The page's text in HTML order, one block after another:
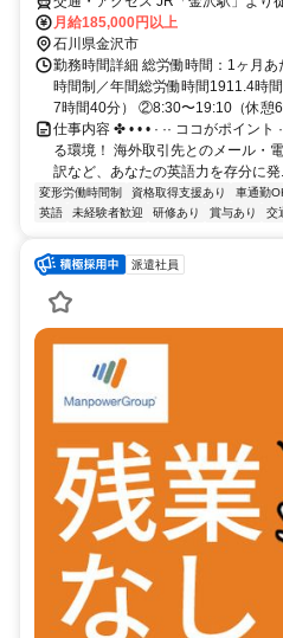
月給185,000円以上
石川県金沢市
勤務時間詳細 総労働時間：1ヶ月
時間制／年間総労働時間1911.4時
7時間40分） ②8:30〜19:10（休憩
仕事内容 ✤ • • • · ·· ココがポイント
る環境！ 海外取引先とのメール・
訳など、あなたの英語力を存分に発...
変形労働時間制 資格取得支援あり 車通勤
英語
未経験者歓迎 研修あり 賞与あり 交
派遣社員